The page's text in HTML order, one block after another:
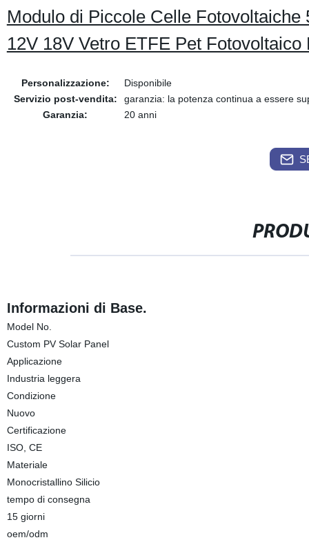
Modulo di Piccole Celle
12V 18V Vetro ETFE Pet
Personalizzazione:
Disponibile
Servizio post-vendita:
garanzia: la potenza continua a essere
Garanzia:
20 anni
Informazioni di Base.
Model No.
Custom PV Solar Panel
Applicazione
Industria leggera
Condizione
Nuovo
Certificazione
ISO, CE
Materiale
Monocristallino Silicio
tempo di consegna
15 giorni
oem/odm